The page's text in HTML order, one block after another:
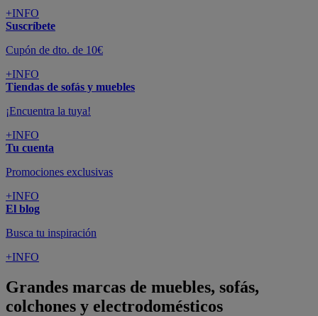
+INFO
Suscríbete
Cupón de dto. de 10€
+INFO
Tiendas de sofás y muebles
¡Encuentra la tuya!
+INFO
Tu cuenta
Promociones exclusivas
+INFO
El blog
Busca tu inspiración
+INFO
Grandes marcas de muebles, sofás,
colchones y electrodomésticos